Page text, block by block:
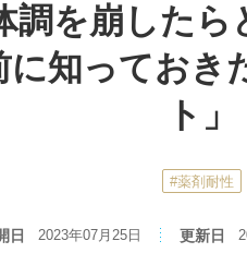
調を崩したら
に知っておき
ト」
#薬剤耐性
日 2023年07月25日 更新日